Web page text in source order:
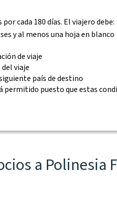
cada 180 días. El viajero debe:
y al menos una hoja en blanco
de viaje
viaje
país de destino
permitido puesto que estas
a Polinesia